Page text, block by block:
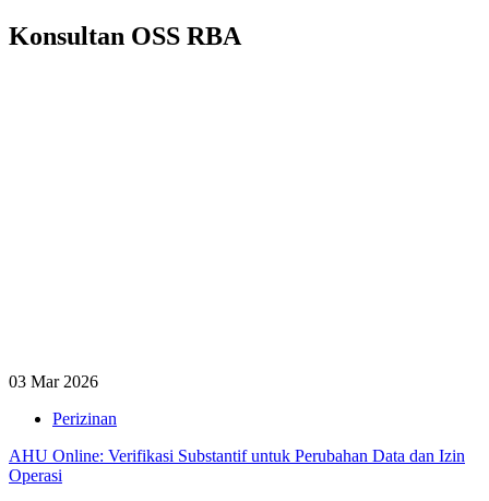
Konsultan OSS RBA
03 Mar 2026
Perizinan
AHU Online: Verifikasi Substantif untuk Perubahan Data dan Izin
Operasi